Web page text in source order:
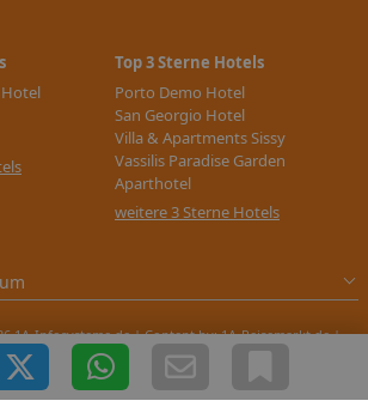
Hotel
Top 3 Sterne Hotels
Porto Demo Hotel
San Georgio Hotel
Villa & Apartments Sissy
Vassilis Paradise Garden
Aparthotel
weitere 3 Sterne Hotels
1A-Infosysteme.de | Content by: 1A-Reisemarkt.de |
| CFo: No|PATH ( 5.466)